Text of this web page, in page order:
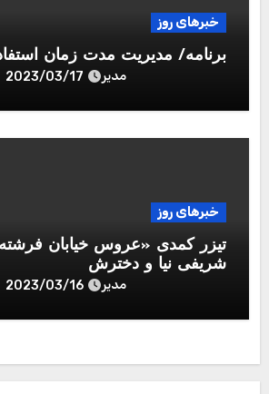
خبرهای روز
برنامه/ مدیریت مدت زمان
مدیر 2023/03/17
خبرهای روز
تیزر کمدی «عروس خیابان
شریفی نیا و دخترش
مدیر 2023/03/16